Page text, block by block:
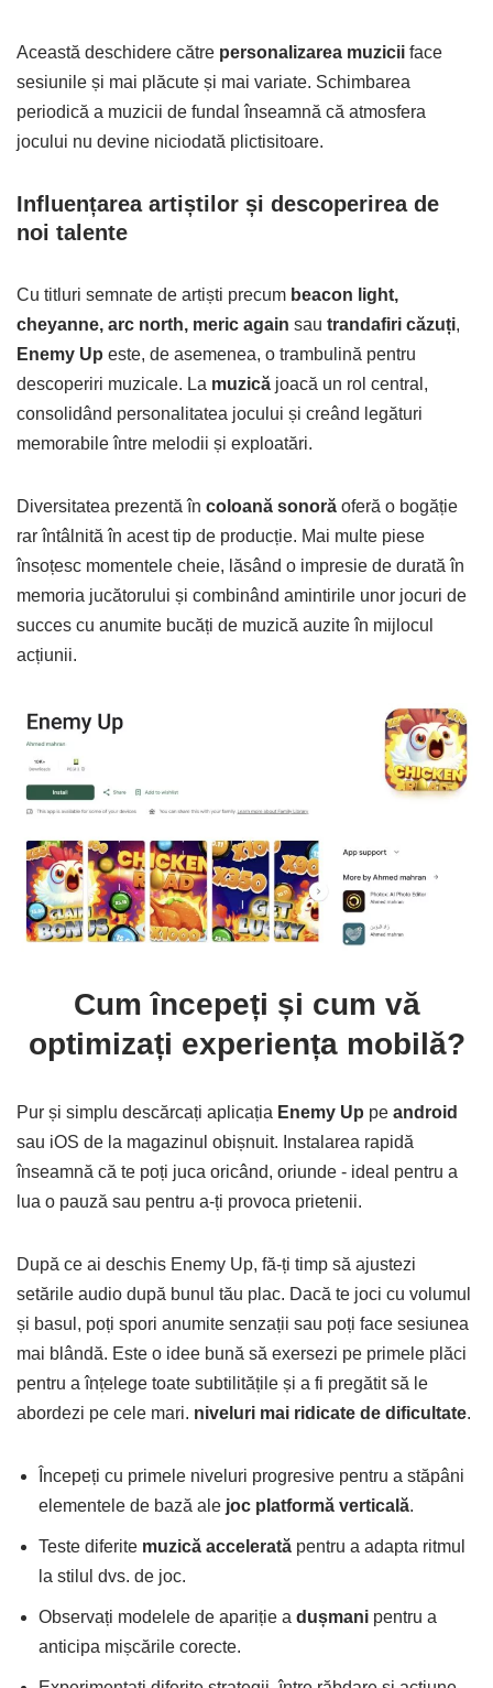
Această deschidere către personalizarea muzicii face
sesiunile și mai plăcute și mai variate. Schimbarea
periodică a muzicii de fundal înseamnă că atmosfera
jocului nu devine niciodată plictisitoare.
Influențarea artiștilor și descoperirea de
noi talente
Cu titluri semnate de artiști precum beacon light,
cheyanne, arc north, meric again sau trandafiri căzuți,
Enemy Up este, de asemenea, o trambulină pentru
descoperiri muzicale. La muzică joacă un rol central,
consolidând personalitatea jocului și creând legături
memorabile între melodii și exploatări.
Diversitatea prezentă în coloană sonoră oferă o bogăție
rar întâlnită în acest tip de producție. Mai multe piese
însoțesc momentele cheie, lăsând o impresie de durată în
memoria jucătorului și combinând amintirile unor jocuri de
succes cu anumite bucăți de muzică auzite în mijlocul
acțiunii.
Cum începeți și cum vă
optimizați experiența mobilă?
Pur și simplu descărcați aplicația Enemy Up pe android
sau iOS de la magazinul obișnuit. Instalarea rapidă
înseamnă că te poți juca oricând, oriunde - ideal pentru a
lua o pauză sau pentru a-ți provoca prietenii.
După ce ai deschis Enemy Up, fă-ți timp să ajustezi
setările audio după bunul tău plac. Dacă te joci cu volumul
și basul, poți spori anumite senzații sau poți face sesiunea
mai blândă. Este o idee bună să exersezi pe primele plăci
pentru a înțelege toate subtilitățile și a fi pregătit să le
abordezi pe cele mari. niveluri mai ridicate de dificultate.
Începeți cu primele niveluri progresive pentru a stăpâni
elementele de bază ale joc platformă verticală.
Teste diferite muzică accelerată pentru a adapta ritmul
la stilul dvs. de joc.
Observați modelele de apariție a dușmani pentru a
anticipa mișcările corecte.